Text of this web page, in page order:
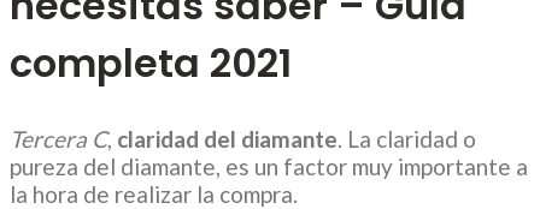
completa 2021
Tercera C, claridad del diamante. La claridad o
pureza del diamante, es un factor muy importante a
la hora de realizar la compra.